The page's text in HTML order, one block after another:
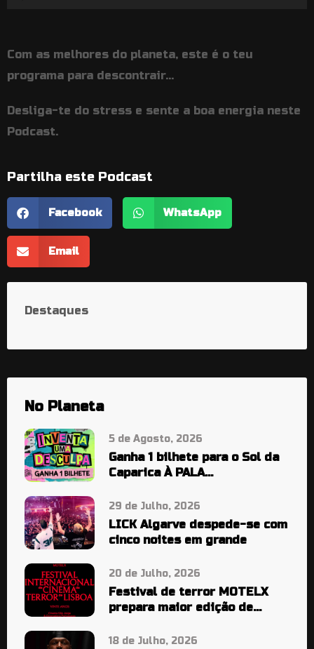
Com as melhores do planeta, este é o teu
programa para descontrair…
Desliga-te do stress e sente a boa energia neste
Podcast.
Partilha este Podcast
Facebook WhatsApp
Email
Destaques
No Planeta
5 de Agosto, 2026
Ganha 1 bilhete para o Sol da
Caparica À PALA…
29 de Julho, 2026
LICK Algarve despede-se com
cinco noites em grande
20 de Julho, 2026
Festival de terror MOTELX
prepara maior edição de
18 de Julho, 2026